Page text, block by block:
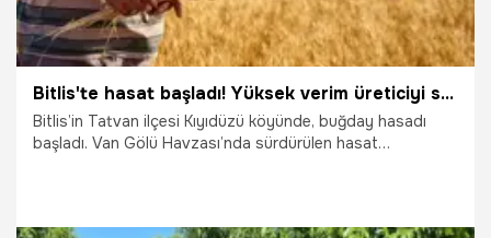
Bitlis'te hasat başladı! Yüksek verim üreticiyi sevindirdi
Bitlis’in Tatvan ilçesi Kıyıdüzü köyünde, buğday hasadı
başladı. Van Gölü Havzası’nda sürdürülen hasat